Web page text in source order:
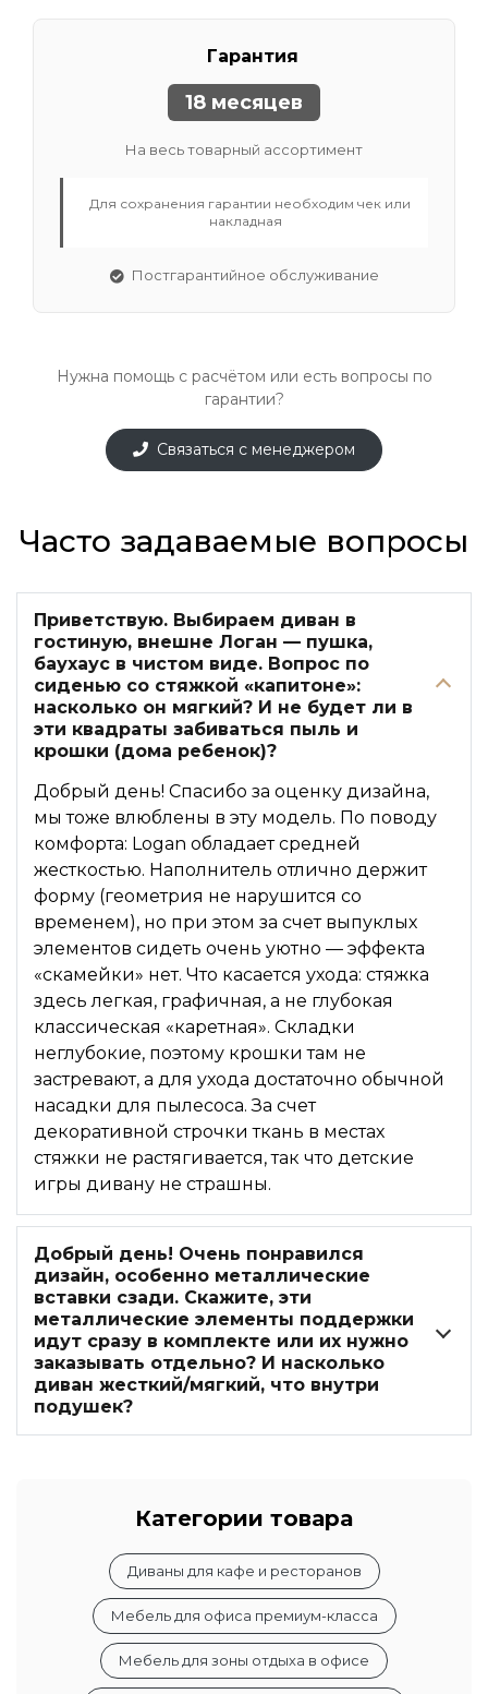
Гарантия
18 месяцев
На весь товарный ассортимент
Для сохранения гарантии необходим чек или
накладная
Постгарантийное обслуживание
Нужна помощь с расчётом или есть вопросы по
гарантии?
Связаться с менеджером
Часто задаваемые вопросы
Приветствую. Выбираем диван в
гостиную, внешне Логан — пушка,
баухаус в чистом виде. Вопрос по
сиденью со стяжкой «капитоне»:
насколько он мягкий? И не будет ли в
эти квадраты забиваться пыль и
крошки (дома ребенок)?
Добрый день! Спасибо за оценку дизайна,
мы тоже влюблены в эту модель. По поводу
комфорта: Logan обладает средней
жесткостью. Наполнитель отлично держит
форму (геометрия не нарушится со
временем), но при этом за счет выпуклых
элементов сидеть очень уютно — эффекта
«скамейки» нет. Что касается ухода: стяжка
здесь легкая, графичная, а не глубокая
классическая «каретная». Складки
неглубокие, поэтому крошки там не
застревают, а для ухода достаточно обычной
насадки для пылесоса. За счет
декоративной строчки ткань в местах
стяжки не растягивается, так что детские
игры дивану не страшны.
Добрый день! Очень понравился
дизайн, особенно металлические
вставки сзади. Скажите, эти
металлические элементы поддержки
идут сразу в комплекте или их нужно
заказывать отдельно? И насколько
диван жесткий/мягкий, что внутри
подушек?
Категории товара
Диваны для кафе и ресторанов
Мебель для офиса премиум-класса
Мебель для зоны отдыха в офисе